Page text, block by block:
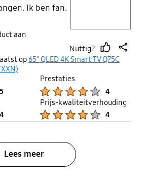
Ik ben fan.
te
aan
Nuttig?
thumbshare
op65" QLED 4K Smart TV Q75C
5
Prestaties
4
4
Prijs-kwaliteitverhouding
4
Lees meer